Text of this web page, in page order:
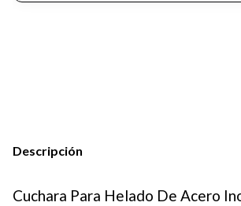
Descripción
Cuchara Para Helado De Acero